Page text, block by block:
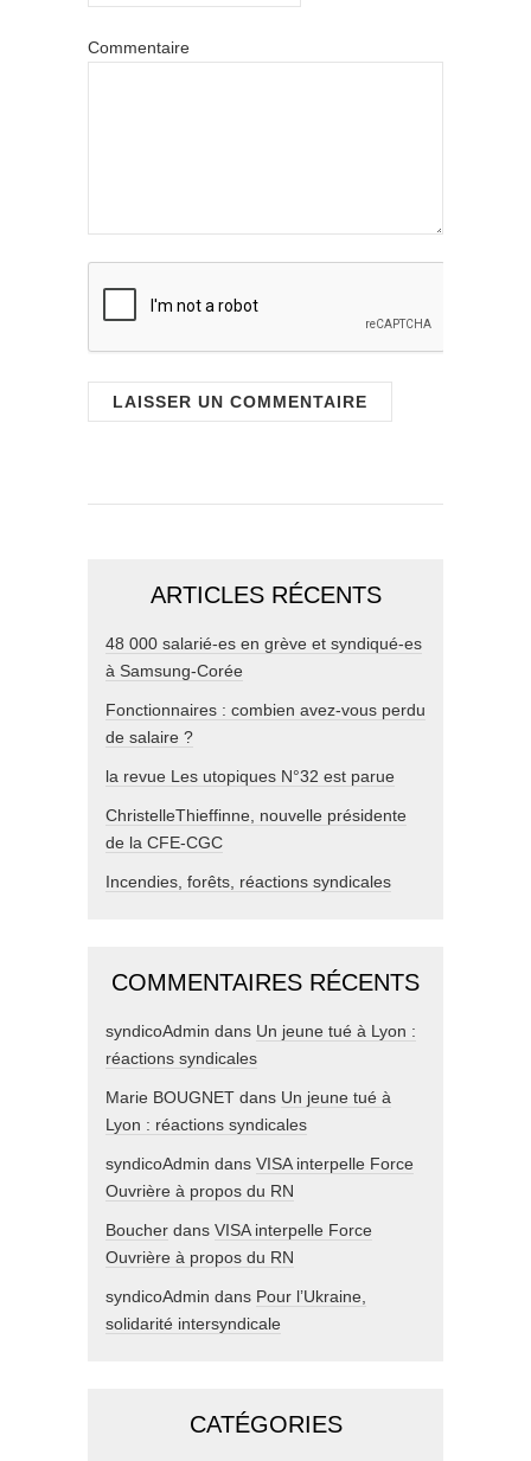
Commentaire
ARTICLES RÉCENTS
48 000 salarié-es en grève et syndiqué-es
à Samsung-Corée
Fonctionnaires : combien avez-vous perdu
de salaire ?
la revue Les utopiques N°32 est parue
ChristelleThieffinne, nouvelle présidente
de la CFE-CGC
Incendies, forêts, réactions syndicales
COMMENTAIRES RÉCENTS
syndicoAdmin dans Un jeune tué à Lyon :
réactions syndicales
Marie BOUGNET dans Un jeune tué à
Lyon : réactions syndicales
syndicoAdmin dans VISA interpelle Force
Ouvrière à propos du RN
Boucher dans VISA interpelle Force
Ouvrière à propos du RN
syndicoAdmin dans Pour l’Ukraine,
solidarité intersyndicale
CATÉGORIES